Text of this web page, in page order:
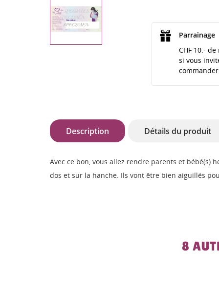
Parrainage
CHF 10.- de
si vous
commander
Description Détails du produit
Avec ce bon, vous allez rendre parents et
dos et sur la hanche. Ils vont être bien aiguillés
8